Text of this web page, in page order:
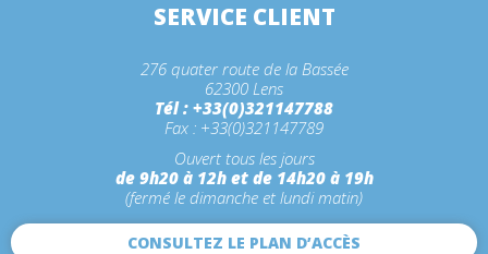
SERVICE CLIENT
276 quater route de la Bassée
62300 Lens
Tél : +33(0)321147788
Fax : +33(0)321147789
Ouvert tous les jours
de 9h20 à 12h et de 14h20 à 19h
(fermé le dimanche et lundi matin)
CONSULTEZ LE PLAN D’ACCÈS